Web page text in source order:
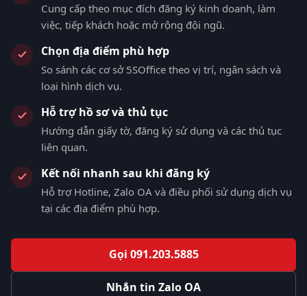
Cung cấp theo mục đích đăng ký kinh doanh, làm
việc, tiếp khách hoặc mở rộng đội ngũ.
Chọn địa điểm phù hợp
So sánh các cơ sở 5SOffice theo vị trí, ngân sách và
loại hình dịch vụ.
Hỗ trợ hồ sơ và thủ tục
Hướng dẫn giấy tờ, đăng ký sử dụng và các thủ tục
liên quan.
Kết nối nhanh sau khi đăng ký
Hỗ trợ Hotline, Zalo OA và điều phối sử dụng dịch vụ
tại các địa điểm phù hợp.
Gọi 091.203.5885
Nhắn tin Zalo OA